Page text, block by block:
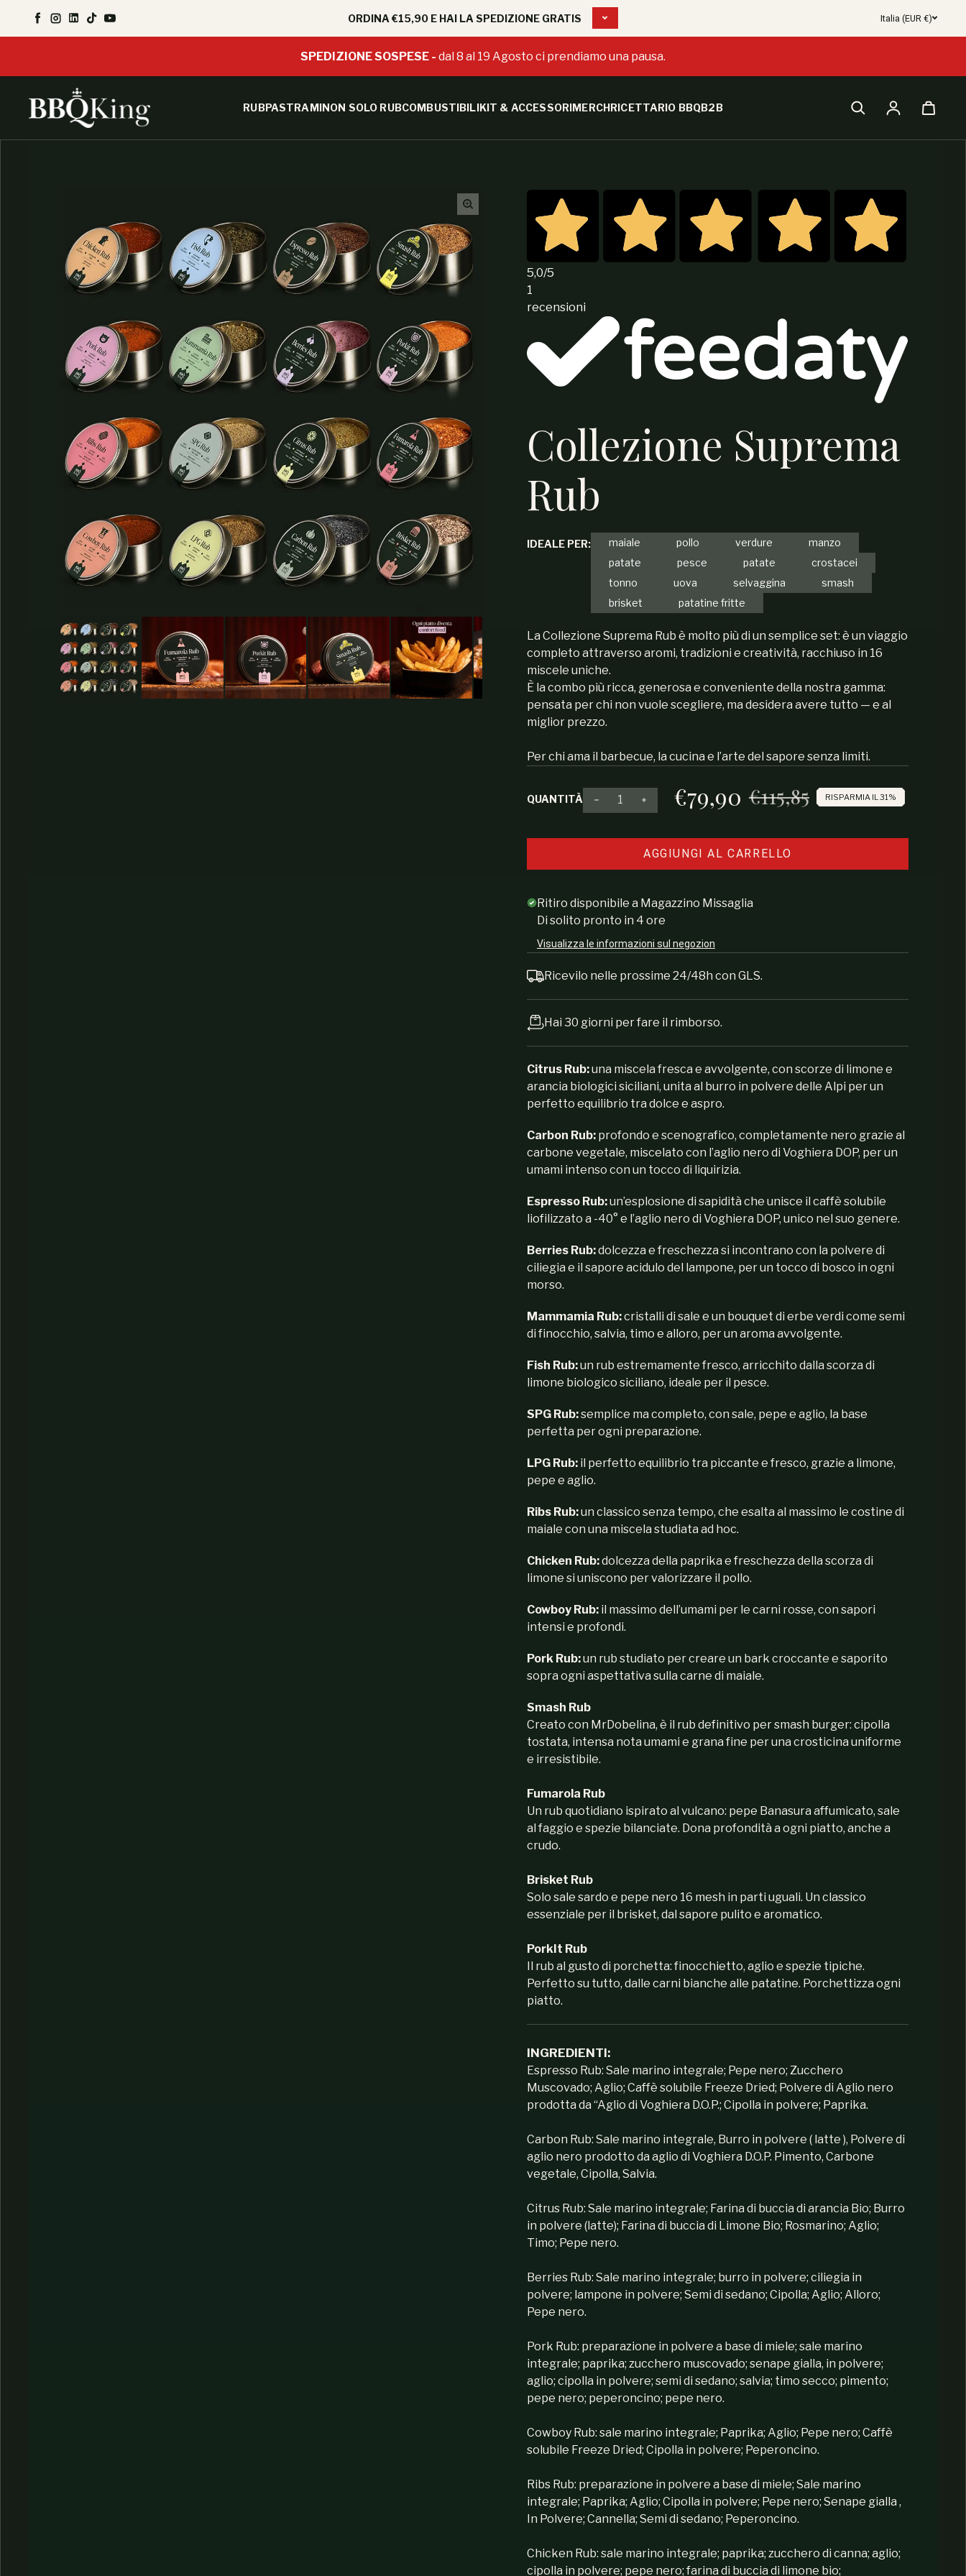
Facebook
Instagram
LinkedIn
TikTokYouTube
ORDINA €15,90 E HAI LA SPEDIZIONE GRATIS Italia (EUR €)
SPEDIZIONE SOSPESE - dal 8 al 19 Agosto ci prendiamo una pausa.
RUBPASTRAMINON SOLO RUBCOMBUSTIBILIKIT & ACCESSORIMERCHRICETTARIO BBQB2B
Accesso
5,0/5
1
recensioni
Collezione Suprema
Rub
IDEALE PER: maiale pollo verdure
manzo
patate
pesce patate
crostacei
tonno
uova selvaggina
smash
brisket
patatine fritte
La Collezione Suprema Rub è molto più di un semplice set: è un viaggio
completo attraverso aromi, tradizioni e creatività, racchiuso in 16
miscele uniche.
È la combo più ricca, generosa e conveniente della nostra gamma:
pensata per chi non vuole scegliere, ma desidera avere tutto — e al
miglior prezzo.
Per chi ama il barbecue, la cucina e l’arte del sapore senza limiti.
QUANTITÀ
Diminuire la quantità per Collezione Suprema Rub
Aumenta la quantità per Collezione Suprema Rub
Prezzo di vendita
€79,90
Prezzo regolare€115,85 RISPARMIA IL 31%
AGGIUNGI AL CARRELLO
Ritiro disponibile a Magazzino Missaglia
Di solito pronto in 4 ore
Visualizza le informazioni sul negozion
Ricevilo nelle prossime 24/48h con GLS.
Hai 30 giorni per fare il rimborso.
Citrus Rub:una miscela fresca e avvolgente, con scorze di limone e
arancia biologici siciliani, unita al burro in polvere delle Alpi per un
perfetto equilibrio tra dolce e aspro.
Carbon Rub: profondo e scenografico, completamente nero grazie al
carbone vegetale, miscelato con l’aglio nero di Voghiera DOP, per un
umami intenso con un tocco di liquirizia.
Espresso Rub:un’esplosione di sapidità che unisce il caffè solubile
liofilizzato a -40° e l’aglio nero di Voghiera DOP, unico nel suo genere.
Berries Rub:dolcezza e freschezza si incontrano con la polvere di
ciliegia e il sapore acidulo del lampone, per un tocco di bosco in ogni
morso.
Mammamia Rub:cristalli di sale e un bouquet di erbe verdi come semi
di finocchio, salvia, timo e alloro, per un aroma avvolgente.
Fish Rub:un rub estremamente fresco, arricchito dalla scorza di
limone biologico siciliano, ideale per il pesce.
SPG Rub:semplice ma completo, con sale, pepe e aglio, la base
perfetta per ogni preparazione.
LPG Rub: il perfetto equilibrio tra piccante e fresco, grazie a limone,
pepe e aglio.
Ribs Rub:un classico senza tempo, che esalta al massimo le costine di
maiale con una miscela studiata ad hoc.
Chicken Rub:dolcezza della paprika e freschezza della scorza di
limone si uniscono per valorizzare il pollo.
Cowboy Rub: il massimo dell’umami per le carni rosse, con sapori
intensi e profondi.
Pork Rub:un rub studiato per creare un bark croccante e saporito
sopra ogni aspettativa sulla carne di maiale.
Smash Rub
Creato con MrDobelina, è il rub definitivo per smash burger: cipolla
tostata, intensa nota umami e grana fine per una crosticina uniforme
e irresistibile.
Fumarola Rub
Un rub quotidiano ispirato al vulcano: pepe Banasura affumicato, sale
al faggio e spezie bilanciate. Dona profondità a ogni piatto, anche a
crudo.
Brisket Rub
Solo sale sardo e pepe nero 16 mesh in parti uguali. Un classico
essenziale per il brisket, dal sapore pulito e aromatico.
PorkIt Rub
Il rub al gusto di porchetta: finocchietto, aglio e spezie tipiche.
Perfetto su tutto, dalle carni bianche alle patatine. Porchettizza ogni
piatto.
INGREDIENTI:
Espresso Rub: Sale marino integrale; Pepe nero; Zucchero
Muscovado; Aglio; Caffè solubile Freeze Dried; Polvere di Aglio nero
prodotta da “Aglio di Voghiera D.O.P.; Cipolla in polvere; Paprika.
Carbon Rub: Sale marino integrale, Burro in polvere ( latte ), Polvere di
aglio nero prodotto da aglio di Voghiera D.O.P. Pimento, Carbone
vegetale, Cipolla, Salvia.
Citrus Rub: Sale marino integrale; Farina di buccia di arancia Bio; Burro
in polvere (latte); Farina di buccia di Limone Bio; Rosmarino; Aglio;
Timo; Pepe nero.
Berries Rub: Sale marino integrale; burro in polvere; ciliegia in
polvere; lampone in polvere; Semi di sedano; Cipolla; Aglio; Alloro;
Pepe nero.
Pork Rub: preparazione in polvere a base di miele; sale marino
integrale; paprika; zucchero muscovado; senape gialla, in polvere;
aglio; cipolla in polvere; semi di sedano; salvia; timo secco; pimento;
pepe nero; peperoncino; pepe nero.
Cowboy Rub: sale marino integrale; Paprika; Aglio; Pepe nero; Caffè
solubile Freeze Dried; Cipolla in polvere; Peperoncino.
Ribs Rub: preparazione in polvere a base di miele; Sale marino
integrale; Paprika; Aglio; Cipolla in polvere; Pepe nero; Senape gialla ,
In Polvere; Cannella; Semi di sedano; Peperoncino.
Chicken Rub: sale marino integrale; paprika; zucchero di canna; aglio;
cipolla in polvere; pepe nero; farina di buccia di limone bio;